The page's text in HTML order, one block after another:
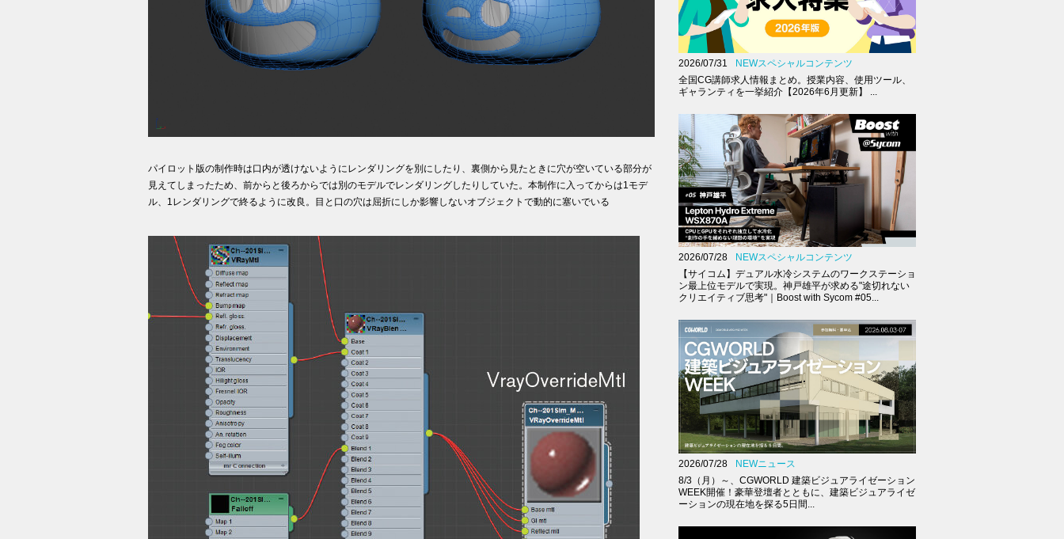
パイロット版の制作時は口内が透けないようにレンダリングを別にしたり、裏側から見たときに穴が空いている部分が
見えてしまったため、前からと後ろからでは別のモデルでレンダリングしたりしていた。本制作に入ってからは1モデ
ル、1レンダリングで終るように改良。目と口の穴は屈折にしか影響しないオブジェクトで動的に塞いでいる
2026/07/31
NEWスペシャルコンテンツ
全国CG講師求人情報まとめ。授業内容、使用ツール、
ギャランティを一挙紹介【2026年6月更新】 ...
2026/07/28
NEWスペシャルコンテンツ
【サイコム】デュアル水冷システムのワークステーショ
ン最上位モデルで実現。神戸雄平が求める"途切れない
クリエイティブ思考"｜Boost with Sycom #05...
2026/07/28
NEWニュース
8/3（月）～、CGWORLD 建築ビジュアライゼーション
WEEK開催！豪華登壇者とともに、建築ビジュアライゼ
ーションの現在地を探る5日間...